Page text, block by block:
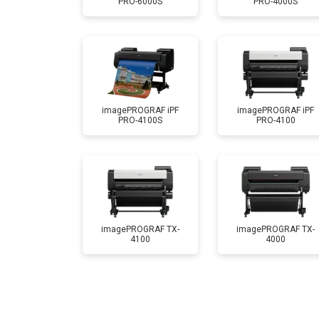
Промывка печатающей головки
imagePROGRAF iPF
PRO-4100S
imagePROGRAF iPF
PRO-4100
imagePROGRAF TX-
4100
imagePROGRAF TX-
4000